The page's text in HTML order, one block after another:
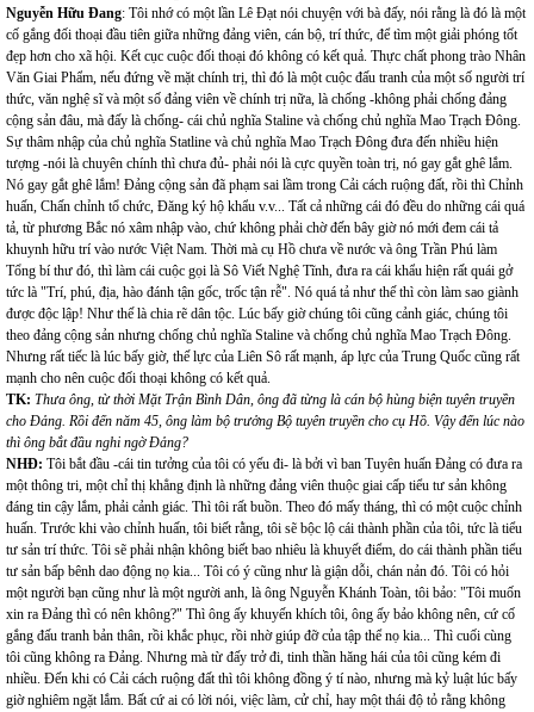
Nguyễn Hữu Đang: Tôi nhớ có một lần Lê Đạt nói chuyện với bà đấy, nói rằng là đó là một
cố gắng đối thoại đầu tiên giữa những đảng viên, cán bộ, trí thức, để tìm một giải phóng tốt
đẹp hơn cho xã hội. Kết cục cuộc đối thoại đó không có kết quả. Thực chất phong trào Nhân
Văn Giai Phẩm, nếu đứng về mặt chính trị, thì đó là một cuộc đấu tranh của một số người trí
thức, văn nghệ sĩ và một số đảng viên về chính trị nữa, là chống -không phải chống đảng
cộng sản đâu, mà đấy là chống- cái chủ nghĩa Staline và chống chủ nghĩa Mao Trạch Đông.
Sự thâm nhập của chủ nghĩa Statline và chủ nghĩa Mao Trạch Đông đưa đến nhiều hiện
tượng -nói là chuyên chính thì chưa đủ- phải nói là cực quyền toàn trị, nó gay gắt ghê lắm.
Nó gay gắt ghê lắm! Đảng cộng sản đã phạm sai lầm trong Cải cách ruộng đất, rồi thì Chỉnh
huấn, Chấn chỉnh tổ chức, Đăng ký hộ khẩu v.v... Tất cả những cái đó đều do những cái quá
tả, từ phương Bắc nó xâm nhập vào, chứ không phải chờ đến bây giờ nó mới đem cái tả
khuynh hữu trí vào nước Việt Nam. Thời mà cụ Hồ chưa về nước và ông Trần Phú làm
Tổng bí thư đó, thì làm cái cuộc gọi là Sô Viết Nghệ Tĩnh, đưa ra cái khẩu hiện rất quái gở
tức là "Trí, phú, địa, hào đánh tận gốc, trốc tận rễ". Nó quá tả như thế thì còn làm sao giành
được độc lập! Như thế là chia rẽ dân tộc. Lúc bấy giờ chúng tôi cũng cảnh giác, chúng tôi
theo đảng cộng sản nhưng chống chủ nghĩa Staline và chống chủ nghĩa Mao Trạch Đông.
Nhưng rất tiếc là lúc bấy giờ, thế lực của Liên Sô rất mạnh, áp lực của Trung Quốc cũng rất
mạnh cho nên cuộc đối thoại không có kết quả.
TK: Thưa ông, từ thời Mặt Trận Bình Dân, ông đã từng là cán bộ hùng biện tuyên truyền
cho Đảng. Rồi đến năm 45, ông làm bộ trưởng Bộ tuyên truyền cho cụ Hồ. Vậy đến lúc nào
thì ông bắt đầu nghi ngờ Đảng?
NHĐ: Tôi bắt đầu -cái tin tưởng của tôi có yếu đi- là bởi vì ban Tuyên huấn Đảng có đưa ra
một thông tri, một chỉ thị khẳng định là những đảng viên thuộc giai cấp tiểu tư sản không
đáng tin cậy lắm, phải cảnh giác. Thì tôi rất buồn. Theo đó mấy tháng, thì có một cuộc chỉnh
huấn. Trước khi vào chỉnh huấn, tôi biết rằng, tôi sẽ bộc lộ cái thành phần của tôi, tức là tiểu
tư sản trí thức. Tôi sẽ phải nhận không biết bao nhiêu là khuyết điểm, do cái thành phần tiểu
tư sản bấp bênh dao động nọ kia... Tôi có ý cũng như là giận dỗi, chán nản đó. Tôi có hỏi
một người bạn cũng như là một người anh, là ông Nguyễn Khánh Toàn, tôi bảo: "Tôi muốn
xin ra Đảng thì có nên không?" Thì ông ấy khuyến khích tôi, ông ấy bảo không nên, cứ cố
gắng đấu tranh bản thân, rồi khắc phục, rồi nhờ giúp đỡ của tập thể nọ kia... Thì cuối cùng
tôi cũng không ra Đảng. Nhưng mà từ đấy trở đi, tinh thần hăng hái của tôi cũng kém đi
nhiều. Đến khi có Cải cách ruộng đất thì tôi không đồng ý tí nào, nhưng mà kỷ luật lúc bấy
giờ nghiêm ngặt lắm. Bất cứ ai có lời nói, việc làm, cử chỉ, hay một thái độ tỏ rằng không